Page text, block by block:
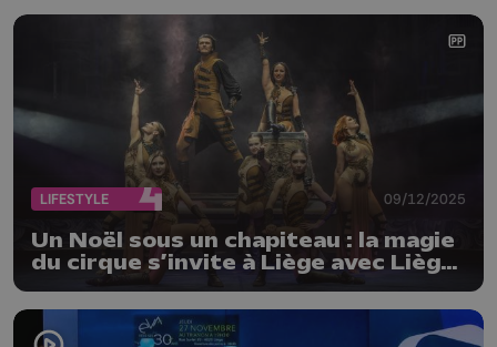
LIFESTYLE 09/12/2025
Un Noël sous un chapiteau : la magie
du cirque s’invite à Liège avec Liège